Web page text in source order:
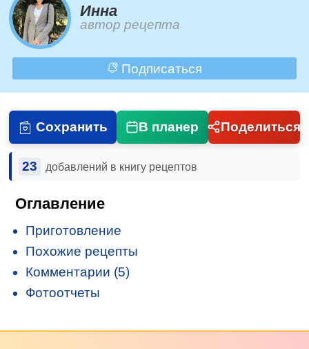
Инна
автор рецепта
Подписаться
Сохранить В планер Поделиться
23 добавлений в книгу рецептов
Оглавление
Приготовление
Похожие рецепты
Комментарии (5)
Фотоотчеты